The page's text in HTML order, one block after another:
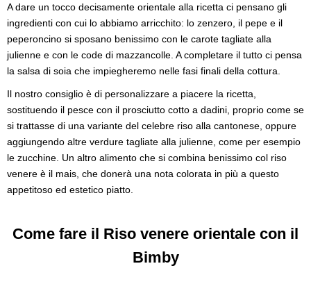
A dare un tocco decisamente orientale alla ricetta ci pensano gli
ingredienti con cui lo abbiamo arricchito: lo zenzero, il pepe e il
peperoncino si sposano benissimo con le carote tagliate alla
julienne e con le code di mazzancolle. A completare il tutto ci pensa
la salsa di soia che impiegheremo nelle fasi finali della cottura.
Il nostro consiglio è di personalizzare a piacere la ricetta,
sostituendo il pesce con il prosciutto cotto a dadini, proprio come se
si trattasse di una variante del celebre riso alla cantonese, oppure
aggiungendo altre verdure tagliate alla julienne, come per esempio
le zucchine. Un altro alimento che si combina benissimo col riso
venere è il mais, che donerà una nota colorata in più a questo
appetitoso ed estetico piatto.
Come fare il Riso venere orientale con il
Bimby